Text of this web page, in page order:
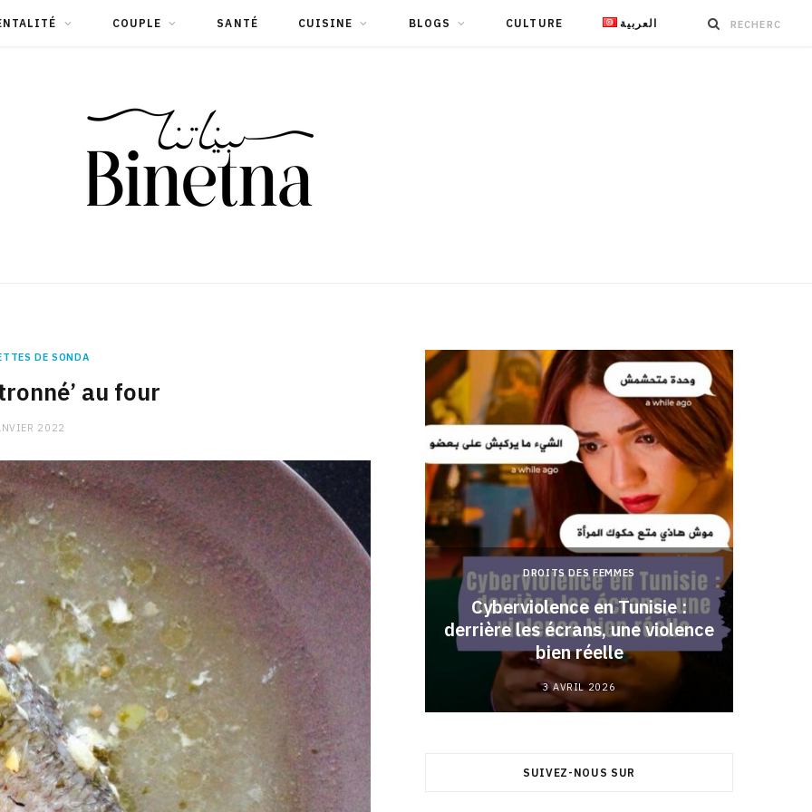
COUPLE SANTÉ CUISINE BLOGS CULTURE العربية
DE SONDA
au four
2022
CHARGE MENTALE
Stress après le travail :
comment relâcher la pression
9 JANVIER 2026
DROITS DES FEMMES
Cyberviolence en Tunisie :
derrière les écrans, une violence
bien réelle
3 AVRIL 2026
SUIVEZ-NOUS SUR